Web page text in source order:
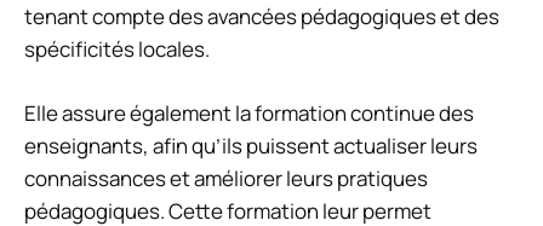
tenant compte des avancées pédagogiques et des
spécificités locales.
Elle assure également la formation continue des
enseignants, afin qu’ils puissent actualiser leurs
connaissances et améliorer leurs pratiques
pédagogiques. Cette formation leur permet